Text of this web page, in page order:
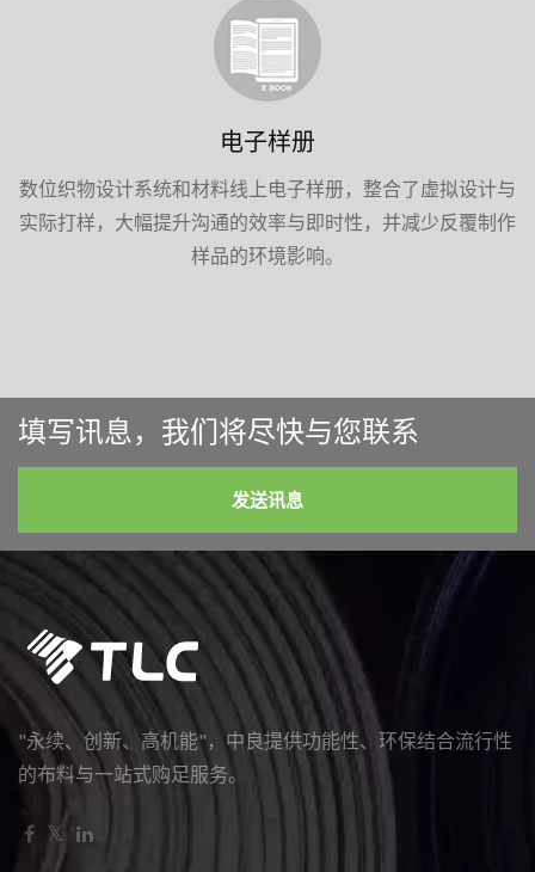
电子样册
数位织物设计系统和材料线上电子样册，整合了虚拟设计与
实际打样，大幅提升沟通的效率与即时性，并减少反覆制作
样品的环境影响。
填写讯息，我们将尽快与您联系
发送讯息
"永续、创新、高机能"，中良提供功能性、环保结合流行性
的布料与一站式购足服务。